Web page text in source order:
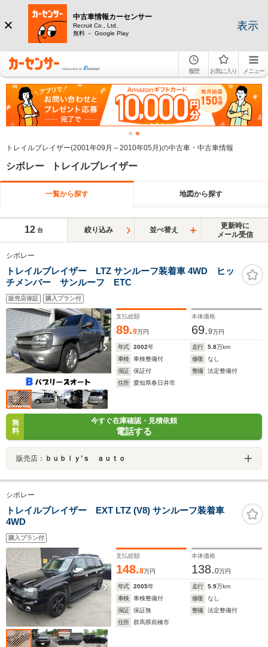
中古車情報カーセンサー
Recruit Co., Ltd.
無料 － Google Play
表示
履歴 お気に入り メニュー
トレイルブレイザー(2001年09月～2010年05月)の中古車・中古車情報
シボレー トレイルブレイザー
一覧から探す 地図から探す
12 台 絞り込み 並べ替え
更新時に
メール受信
シボレー
トレイルブレイザー LTZ サンルーフ装着車 4WD ヒッ
チメンバー サンルーフ ETC
販売店保証 購入プラン付
支払総額
89.9万円
本体価格
69.9万円
年式 2002年 走行 5.8万km
車検
車検整備付 修復
なし
保証
保証付 整備
法定整備付
住所
愛知県春日井市
無
料
今すぐ在庫確認・見積依頼
電話する
販売店： ｂｕｂｌｙ’ｓ ａｕｔｏ
シボレー
トレイルブレイザー EXT LTZ (V8) サンルーフ装着車
4WD
購入プラン付
支払総額
148.8万円
本体価格
138.0万円
年式 2005年 走行 5.9万km
車検
車検整備付 修復
なし
保証
保証無 整備
法定整備付
住所
群馬県前橋市